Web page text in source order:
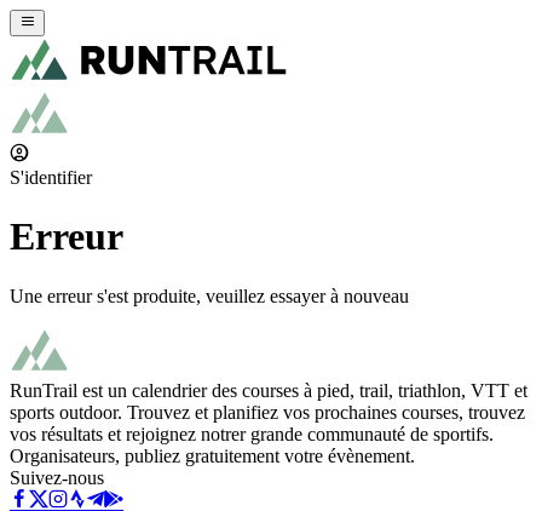
S'identifier
Erreur
Une erreur s'est produite, veuillez essayer à nouveau
RunTrail est un calendrier des courses à pied, trail, triathlon, VTT et
sports outdoor. Trouvez et planifiez vos prochaines courses, trouvez
vos résultats et rejoignez notrer grande communauté de sportifs.
Organisateurs, publiez gratuitement votre évènement.
Suivez-nous